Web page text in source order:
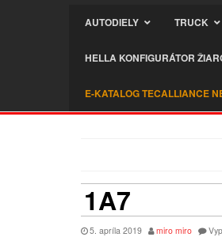
AUTODIELY TRUCK
HELLA KONFIGURÁTOR
E-KATALOG TECALLIANCE
1A7
5. apríla 2019 miro miro Vyp